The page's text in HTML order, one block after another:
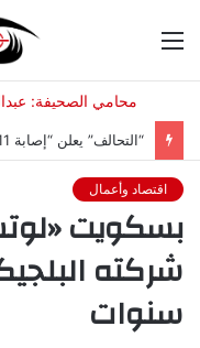
اقتصاد وأعمال
بسكويت
سنوات